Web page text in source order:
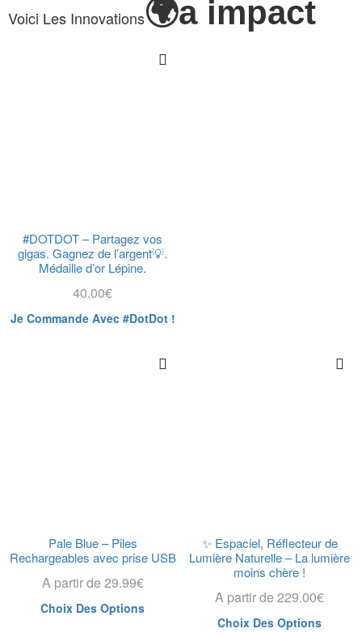
Voici Les Innovations🌍a impact
#DOTDOT – Partagez vos
gigas. Gagnez de l’argent💡.
Médaille d’or Lépine.
40.00€
Je Commande Avec #DotDot !
Pale Blue – Piles
Rechargeables avec prise USB
A partir de 29.99€
Choix Des Options
✨ Espaciel, Réflecteur de
Lumière Naturelle – La lumière
moins chère !
A partir de 229.00€
Choix Des Options